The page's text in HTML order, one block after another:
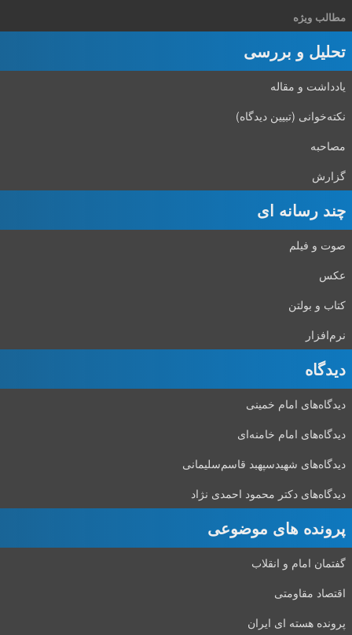
مطالب ویژه
تحلیل و بررسی
یادداشت و مقاله
نکته‌خوانی (تبیین دیدگاه)
مصاحبه
گزارش
چند رسانه ای
صوت و فیلم
عکس
کتاب و بولتن
نرم‌افزار
دیدگاه‌
دیدگاه‌های امام خمینی
دیدگاه‌های امام خامنه‌ای
دیدگاه‌های شهید‌سپهبد قاسم‌سلیمانی
دیدگاه‌های دکتر محمود احمدی نژاد
پرونده های موضوعی
گفتمان امام و انقلاب
اقتصاد مقاومتی
پرونده هسته ای ایران